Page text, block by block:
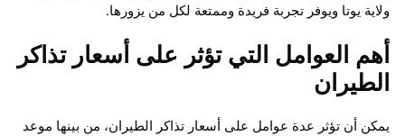
ولاية يوتا ويوفر تجربة فريدة وممتعة لكل من يزورها.
أهم العوامل التي تؤثر على أسعار تذاكر
الطيران
يمكن أن تؤثر عدة عوامل على أسعار تذاكر الطيران، من بينها موعد